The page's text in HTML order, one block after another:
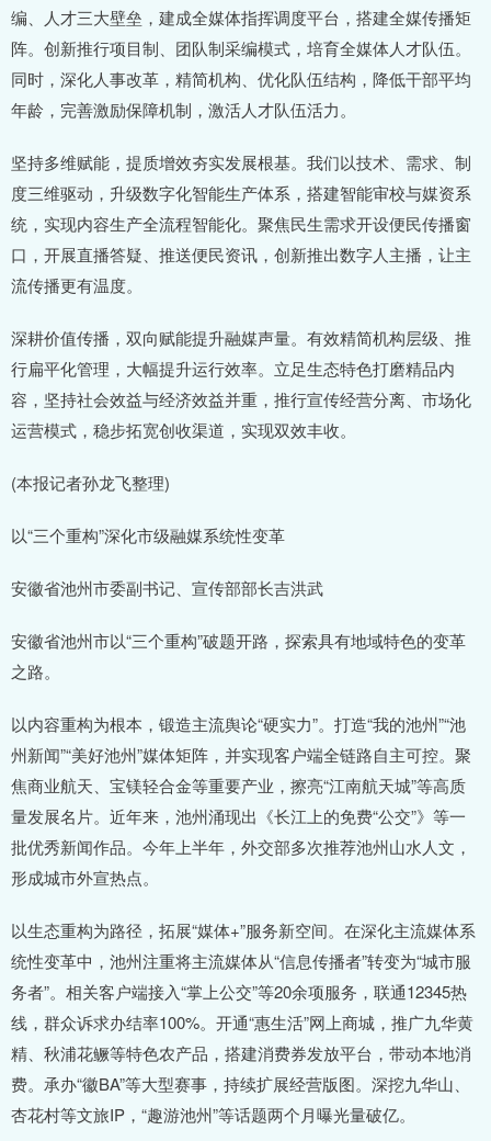
编、人才三大壁垒，建成全媒体指挥调度平台，搭建全媒传播矩
阵。创新推行项目制、团队制采编模式，培育全媒体人才队伍。
同时，深化人事改革，精简机构、优化队伍结构，降低干部平均
年龄，完善激励保障机制，激活人才队伍活力。
坚持多维赋能，提质增效夯实发展根基。我们以技术、需求、制
度三维驱动，升级数字化智能生产体系，搭建智能审校与媒资系
统，实现内容生产全流程智能化。聚焦民生需求开设便民传播窗
口，开展直播答疑、推送便民资讯，创新推出数字人主播，让主
流传播更有温度。
深耕价值传播，双向赋能提升融媒声量。有效精简机构层级、推
行扁平化管理，大幅提升运行效率。立足生态特色打磨精品内
容，坚持社会效益与经济效益并重，推行宣传经营分离、市场化
运营模式，稳步拓宽创收渠道，实现双效丰收。
(本报记者孙龙飞整理)
以“三个重构”深化市级融媒系统性变革
安徽省池州市委副书记、宣传部部长吉洪武
安徽省池州市以“三个重构”破题开路，探索具有地域特色的变革
之路。
以内容重构为根本，锻造主流舆论“硬实力”。打造“我的池州”“池
州新闻”“美好池州”媒体矩阵，并实现客户端全链路自主可控。聚
焦商业航天、宝镁轻合金等重要产业，擦亮“江南航天城”等高质
量发展名片。近年来，池州涌现出《长江上的免费“公交”》等一
批优秀新闻作品。今年上半年，外交部多次推荐池州山水人文，
形成城市外宣热点。
以生态重构为路径，拓展“媒体+”服务新空间。在深化主流媒体系
统性变革中，池州注重将主流媒体从“信息传播者”转变为“城市服
务者”。相关客户端接入“掌上公交”等20余项服务，联通12345热
线，群众诉求办结率100%。开通“惠生活”网上商城，推广九华黄
精、秋浦花鳜等特色农产品，搭建消费券发放平台，带动本地消
费。承办“徽BA”等大型赛事，持续扩展经营版图。深挖九华山、
杏花村等文旅IP，“趣游池州”等话题两个月曝光量破亿。